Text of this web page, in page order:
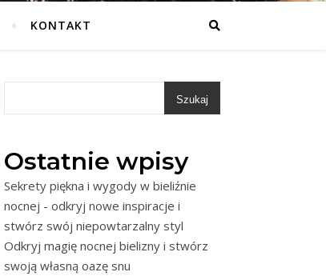
KONTAKT
Szukaj
Ostatnie wpisy
Sekrety piękna i wygody w bieliźnie
nocnej - odkryj nowe inspiracje i
stwórz swój niepowtarzalny styl
Odkryj magię nocnej bielizny i stwórz
swoją własną oazę snu